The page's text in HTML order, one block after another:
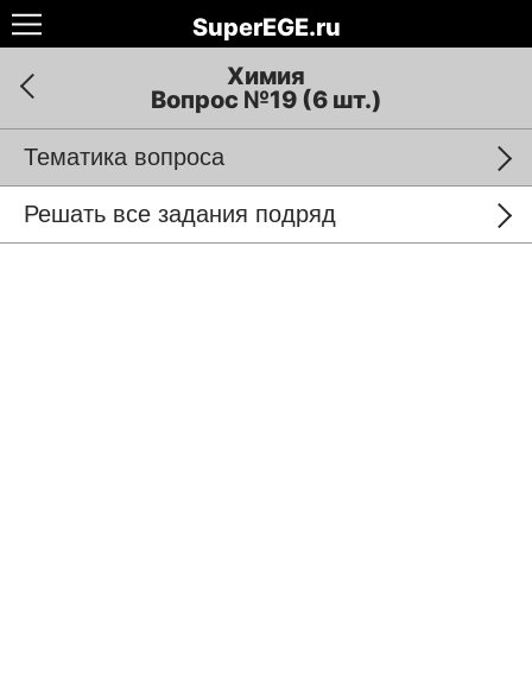
SuperEGE.ru
Химия
Вопрос №19 (6 шт.)
Тематика вопроса
Решать все задания подряд